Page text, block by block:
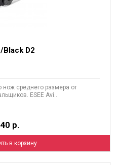
Black D2
нож среднего размера от
ESEE Avi..
р.
в корзину